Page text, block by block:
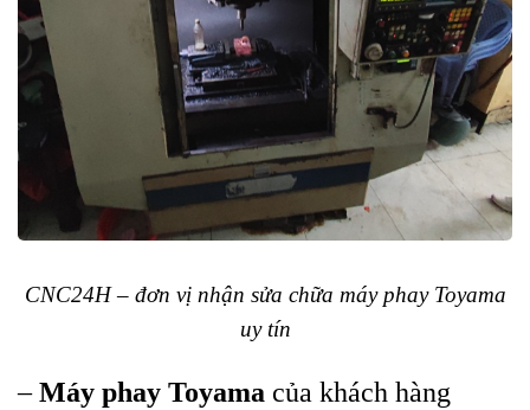
CNC24H – đơn vị nhận sửa chữa máy phay Toyama
uy tín
–Máy phay Toyama của khách hàng